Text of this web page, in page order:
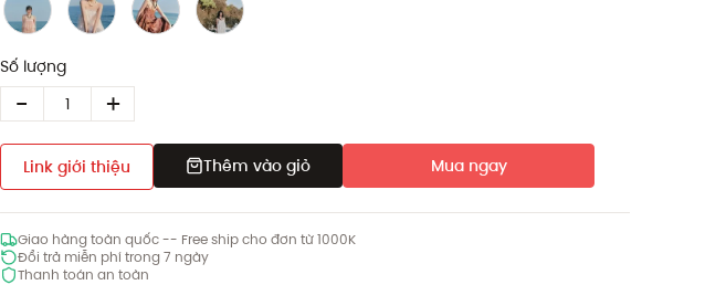
Số lượng
Link giới thiệu Thêm vào giỏ Mua ngay
Giao hàng toàn quốc -- Free ship cho đơn từ 1000K
Đổi trả miễn phí trong 7 ngày
Thanh toán an toàn